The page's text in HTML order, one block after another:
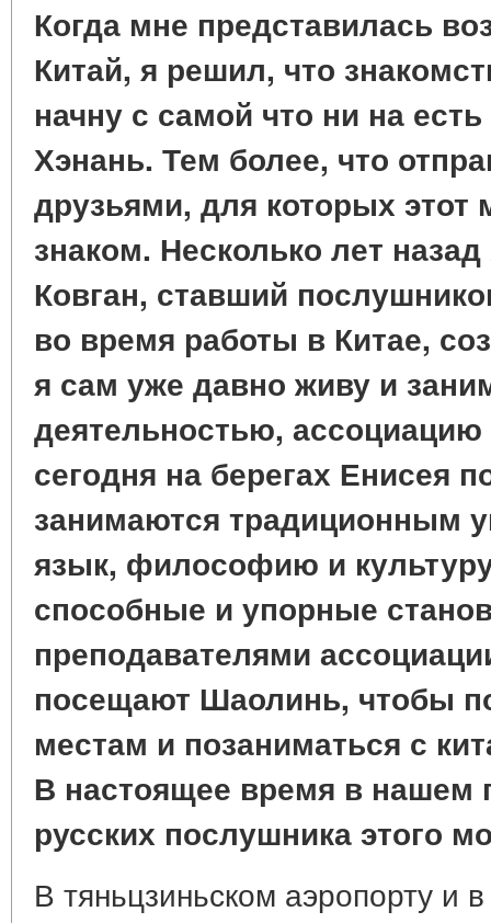
Когда мне представилась
Китай, я решил, что
начну с самой что ни на
Хэнань. Тем более, что
друзьями, для которых
знаком. Несколько лет
Ковган, ставший
во время работы в Китае,
я сам уже давно живу и
деятельностью,
сегодня на берегах Енисея
занимаются традиционным
язык, философию и
способные и упорные
преподавателями
посещают Шаолинь, чтобы
местам и позаниматься с
В настоящее время в нашем
русских послушника этого
В тяньцзиньском аэропорту и